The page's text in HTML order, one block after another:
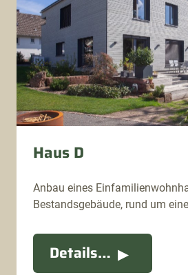
Haus D
Anbau eines
Bestandsgebäude, rund um
Details…